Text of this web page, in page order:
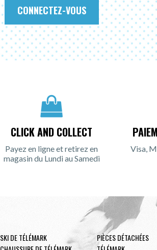
CONNECTEZ-VOUS
CLICK AND COLLECT
Payez en ligne et retirez en
magasin du Lundi au Samedi
Visa,
SKI DE TÉLÉMARK
PIÈCES DÉTACHÉES